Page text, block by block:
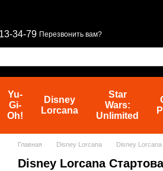
34-79 Перезвонить вам?
Yu-
Gi-
Oh!
Disney
Lorcana
Star
Wars:
Unlimited
Главная Disney Lorcana Disney
Disney Lorcana